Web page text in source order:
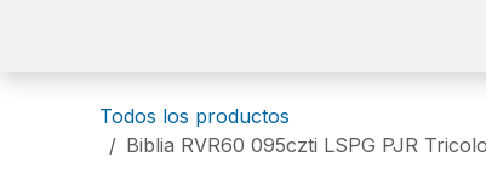
Todos los productos
Biblia RVR60 095czti LSPG PJR